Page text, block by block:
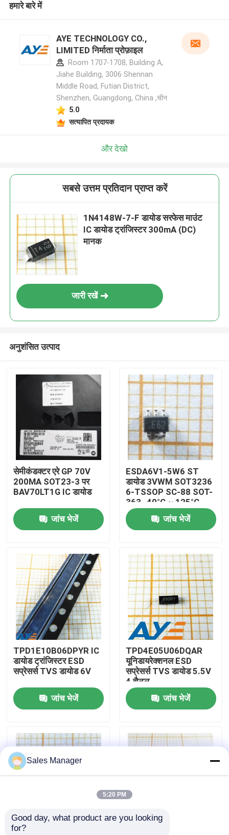
उत्पादों
वीडियो
हमारे बारे में
कारखाना भ्रमण
गुणवत्ता नियंत्रण
संपर्क करें
एक उद्धरण का अनुरोध करें
आईसी इलेक्ट्रॉनिक घटक
आईसी इंटीग्रेटेड सर्किट
हमारे बारे में
AYE TECHNOLOGY CO.,
LIMITED निर्माता प्रोफ़ाइल
Room 1707-1708, Building A,
Jiahe Building, 3006 Shennan
Middle Road, Futian District,
Shenzhen, Guangdong, China ,चीन
5.0
सत्यापित प्रदायक
और देखो
सबसे उत्तम प्रतिदान प्राप्त करें
1N4148W-7-F डायोड सरफेस माउंट
IC डायोड ट्रांजिस्टर 300mA (DC)
मानक
जारी रखें
अनुशंसित उत्पाद
सेमीकंडक्टर एरे GP 70V
200MA SOT23-3 पर
BAV70LT1G IC डायोड
जांच भेजें
ESDA6V1-5W6 ST
डायोड 3VWM SOT3236
6-TSSOP SC-88 SOT-
363 -40°C ~ 125°C
जांच भेजें
TPD1E10B06DPYR IC
डायोड ट्रांजिस्टर ESD
सप्रेसर्स TVS डायोड 6V
जांच भेजें
TPD4E05U06DQAR
यूनिडायरेक्शनल ESD
सप्रेसर्स TVS डायोड 5.5V
4 चैनल
जांच भेजें
क्षणिक वोल्टेज दमन डायोड
Sales Manager
5:20 PM
Good day, what product are you looking
for?